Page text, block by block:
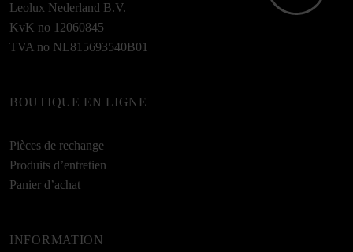
Leolux Nederland B.V.
KvK no 12060845
TVA no NL815693540B01
BOUTIQUE EN LIGNE
Pièces de rechange
Produits d’entretien
Panier d’achat
INFORMATION